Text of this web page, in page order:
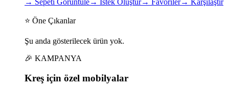
→ Sepeti Görüntüle→ İstek Oluştur→ Favoriler→ Karşılaştır
⭐ Öne Çıkanlar
Şu anda gösterilecek ürün yok.
🎉 KAMPANYA
Kreş için özel mobilyalar